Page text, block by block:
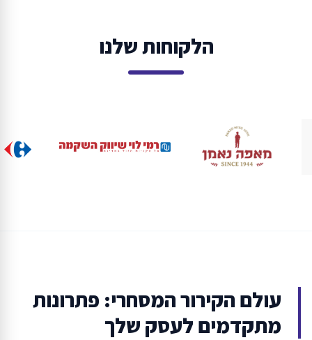
הלקוחות שלנו
עולם הקירור המסחרי: פתרונות
מתקדמים לעסק שלך